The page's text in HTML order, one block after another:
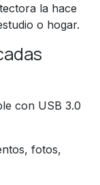
la hace
o hogar.
con USB 3.0
fotos,